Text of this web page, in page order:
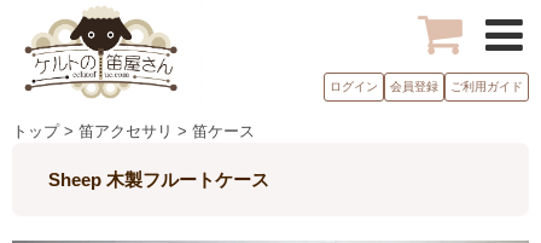
ログイン 会員登録 ご利用ガイド
トップ > 笛アクセサリ > 笛ケース
Sheep 木製フルートケース